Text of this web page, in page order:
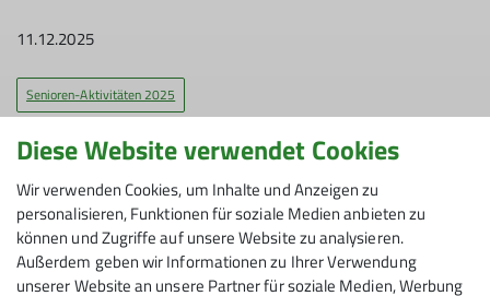
11.12.2025
Senioren-Aktivitäten 2025
Tourenleitung und Bericht: Friedhelm Pauli
Diesmal waren es nur acht unserer Senioren, die sich
trotz Nebel und nasskaltem Wetter die Lust auf diese
Diese Website verwendet Cookies
Wir verwenden Cookies, um Inhalte und Anzeigen zu
personalisieren, Funktionen für soziale Medien anbieten zu
können und Zugriffe auf unsere Website zu analysieren.
Außerdem geben wir Informationen zu Ihrer Verwendung
unserer Website an unsere Partner für soziale Medien, Werbung